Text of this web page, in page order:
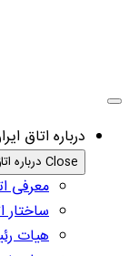
درباره اتاق
Close درباره اتاق ایران
معرفی
ساختار
هیات